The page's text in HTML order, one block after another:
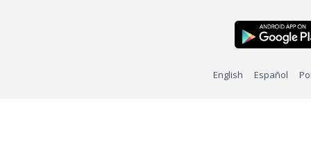
English Español